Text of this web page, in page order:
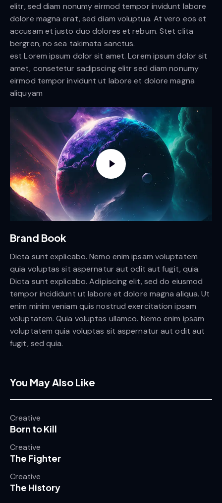
elitr, sed diam nonumy eirmod tempor invidunt labore
dolore magna erat, sed diam voluptua. At vero eos et
accusam et justo duo dolores et rebum. Stet clita
bergren, no sea takimata sanctus.
est Lorem ipsum dolor sit amet. Lorem ipsum dolor sit
amet, consetetur sadipscing elitr sed diam nonumy
eirmod tempor invidunt ut labore et dolore magna
aliquyam
Brand Book
Dicta sunt explicabo. Nemo enim ipsam voluptatem
quia voluptas sit aspernatur aut odit aut fugit, quia.
Dicta sunt explicabo. Adipiscing elit, sed do eiusmod
tempor incididunt ut labore et dolore magna aliqua. Ut
enim minim veniam quis nostrud exercitation ipsam
voluptatem. Quia voluptas ullamco. Nemo enim ipsam
voluptatem quia voluptas sit aspernatur aut odit aut
fugit, sed quia.
You May Also Like
Creative
Born to Kill
Creative
The Fighter
Creative
The History